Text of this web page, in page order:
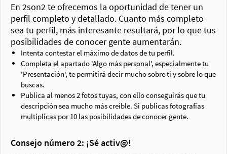
En 2son2 te ofrecemos la oportunidad de tener un
perfil completo y detallado. Cuanto más completo
sea tu perfil, más interesante resultará, por lo que tus
posibilidades de conocer gente aumentarán.
Intenta contestar el máximo de datos de tu perfil.
Completa el apartado 'Algo más personal', especialmente tu
'Presentación', te permitirá decir mucho sobre ti y sobre lo que
buscas.
Publica al menos 2 fotos tuyas, con ello conseguirás que tu
descripción sea mucho más creíble. Si publicas fotografías
multiplicas por 10 las posibilidades de conocer gente.
Consejo número 2: ¡Sé activ@!